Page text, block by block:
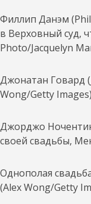
Филлип Данэм
в Верховный суд,
Photo/Jacquelyn
Джонатан Говард
Wong/Getty Images)
Джорджо
своей свадьбы,
Однополая
(Alex Wong/Getty